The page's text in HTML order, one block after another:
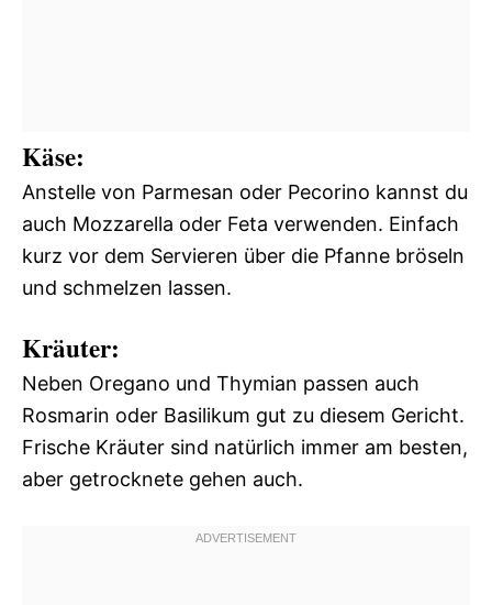
Käse:
Anstelle von Parmesan oder Pecorino kannst du
auch Mozzarella oder Feta verwenden. Einfach
kurz vor dem Servieren über die Pfanne bröseln
und schmelzen lassen.
Kräuter:
Neben Oregano und Thymian passen auch
Rosmarin oder Basilikum gut zu diesem Gericht.
Frische Kräuter sind natürlich immer am besten,
aber getrocknete gehen auch.